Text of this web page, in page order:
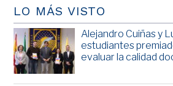
LO MÁS VISTO
Alejandro Cuiñas y
estudiantes
evaluar la calidad